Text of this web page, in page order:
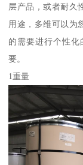
层产品，或者耐久
用途，多维可以为
的需要进行个性
要。
1重量